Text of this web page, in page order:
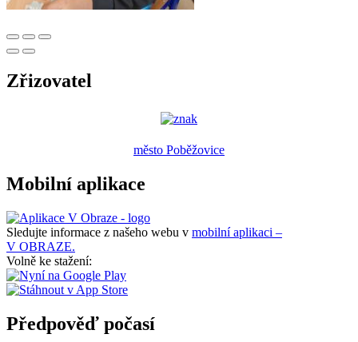
Zřizovatel
město Poběžovice
Mobilní aplikace
Sledujte informace z našeho webu v mobilní aplikaci –
V OBRAZE.
Volně ke stažení:
Předpověď počasí